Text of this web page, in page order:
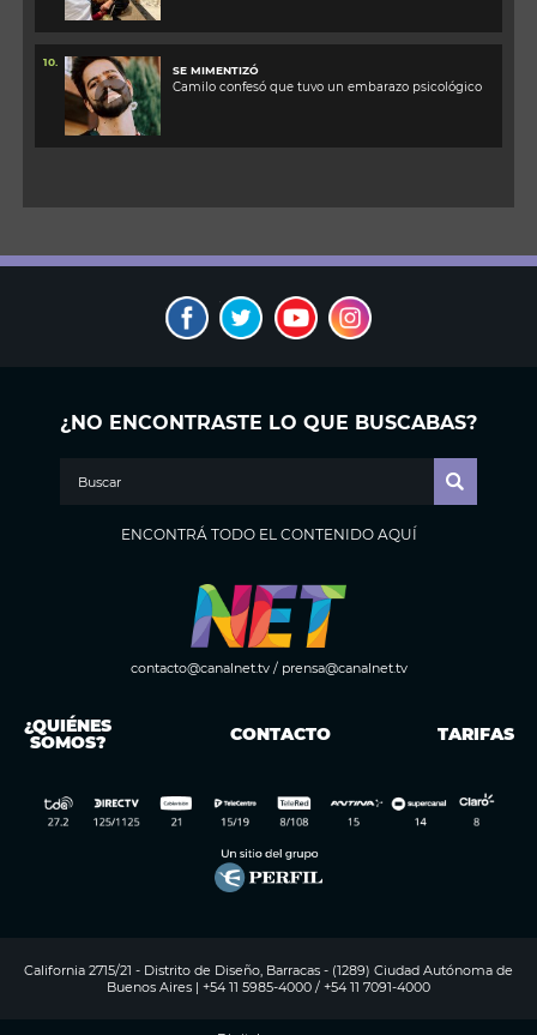
10.
SE MIMENTIZÓ
Camilo confesó que tuvo un embarazo psicológico
¿NO ENCONTRASTE LO QUE BUSCABAS?
ENCONTRÁ TODO EL CONTENIDO AQUÍ
contacto@canalnet.tv/ prensa@canalnet.tv
¿QUIÉNES
SOMOS? CONTACTO TARIFAS
California 2715/21 - Distrito de Diseño, Barracas - (1289) Ciudad Autónoma de
Buenos Aires | +54 11 5985-4000 / +54 11 7091-4000